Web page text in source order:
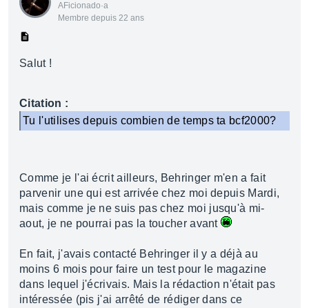
AFicionado·a
Membre depuis 22 ans
Salut !
Citation :
Tu l'utilises depuis combien de temps ta bcf2000?
Comme je l'ai écrit ailleurs, Behringer m'en a fait
parvenir une qui est arrivée chez moi depuis Mardi,
mais comme je ne suis pas chez moi jusqu'à mi-
aout, je ne pourrai pas la toucher avant
En fait, j'avais contacté Behringer il y a déjà au
moins 6 mois pour faire un test pour le magazine
dans lequel j'écrivais. Mais la rédaction n'était pas
intéressée (pis j'ai arrêté de rédiger dans ce